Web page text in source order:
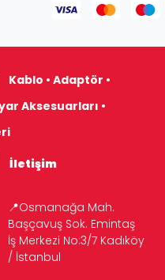
Kablo • Adaptör •
Aksesuarları •
İletişim
📍Osmanağa Mah.
Başçavuş Sok. Emintaş
İş Merkezi No:3/7 Kadıköy
/ İstanbul